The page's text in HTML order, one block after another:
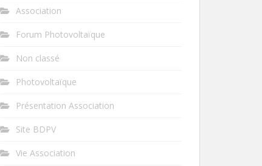
Association
Forum Photovoltaïque
Non classé
Photovoltaïque
Présentation Association
Site BDPV
Vie Association